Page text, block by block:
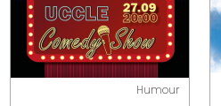
Humour